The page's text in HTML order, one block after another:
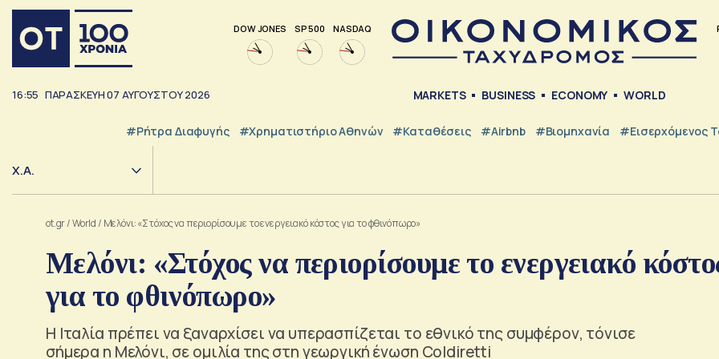
DOW JONES SP 500 NASDAQ
16:55 ΠΑΡΑΣΚΕΥΗ07 ΑΥΓΟΥΣΤΟΥ2026 MARKETS BUSINESS ECONOMY WORLD
#ρήτρα Διαφυγής #Χρηματιστήριο Αθηνών #Καταθέσεις #Airbnb #Βιομηχανία #εισερχόμενος
Χ.Α.
ot.gr/World / Μελόνι: «Στόχος να περιορίσουμε το ενεργειακό κόστος για το φθινόπωρο»
Μελόνι: «Στόχος να περιορίσουμε το ενεργειακό
για το φθινόπωρο»
Η Ιταλία πρέπει να ξαναρχίσει να υπερασπίζεται το εθνικό της συμφέρον, τόνισε
σήμερα η Μελόνι, σε ομιλία της στη γεωργική ένωση Coldiretti